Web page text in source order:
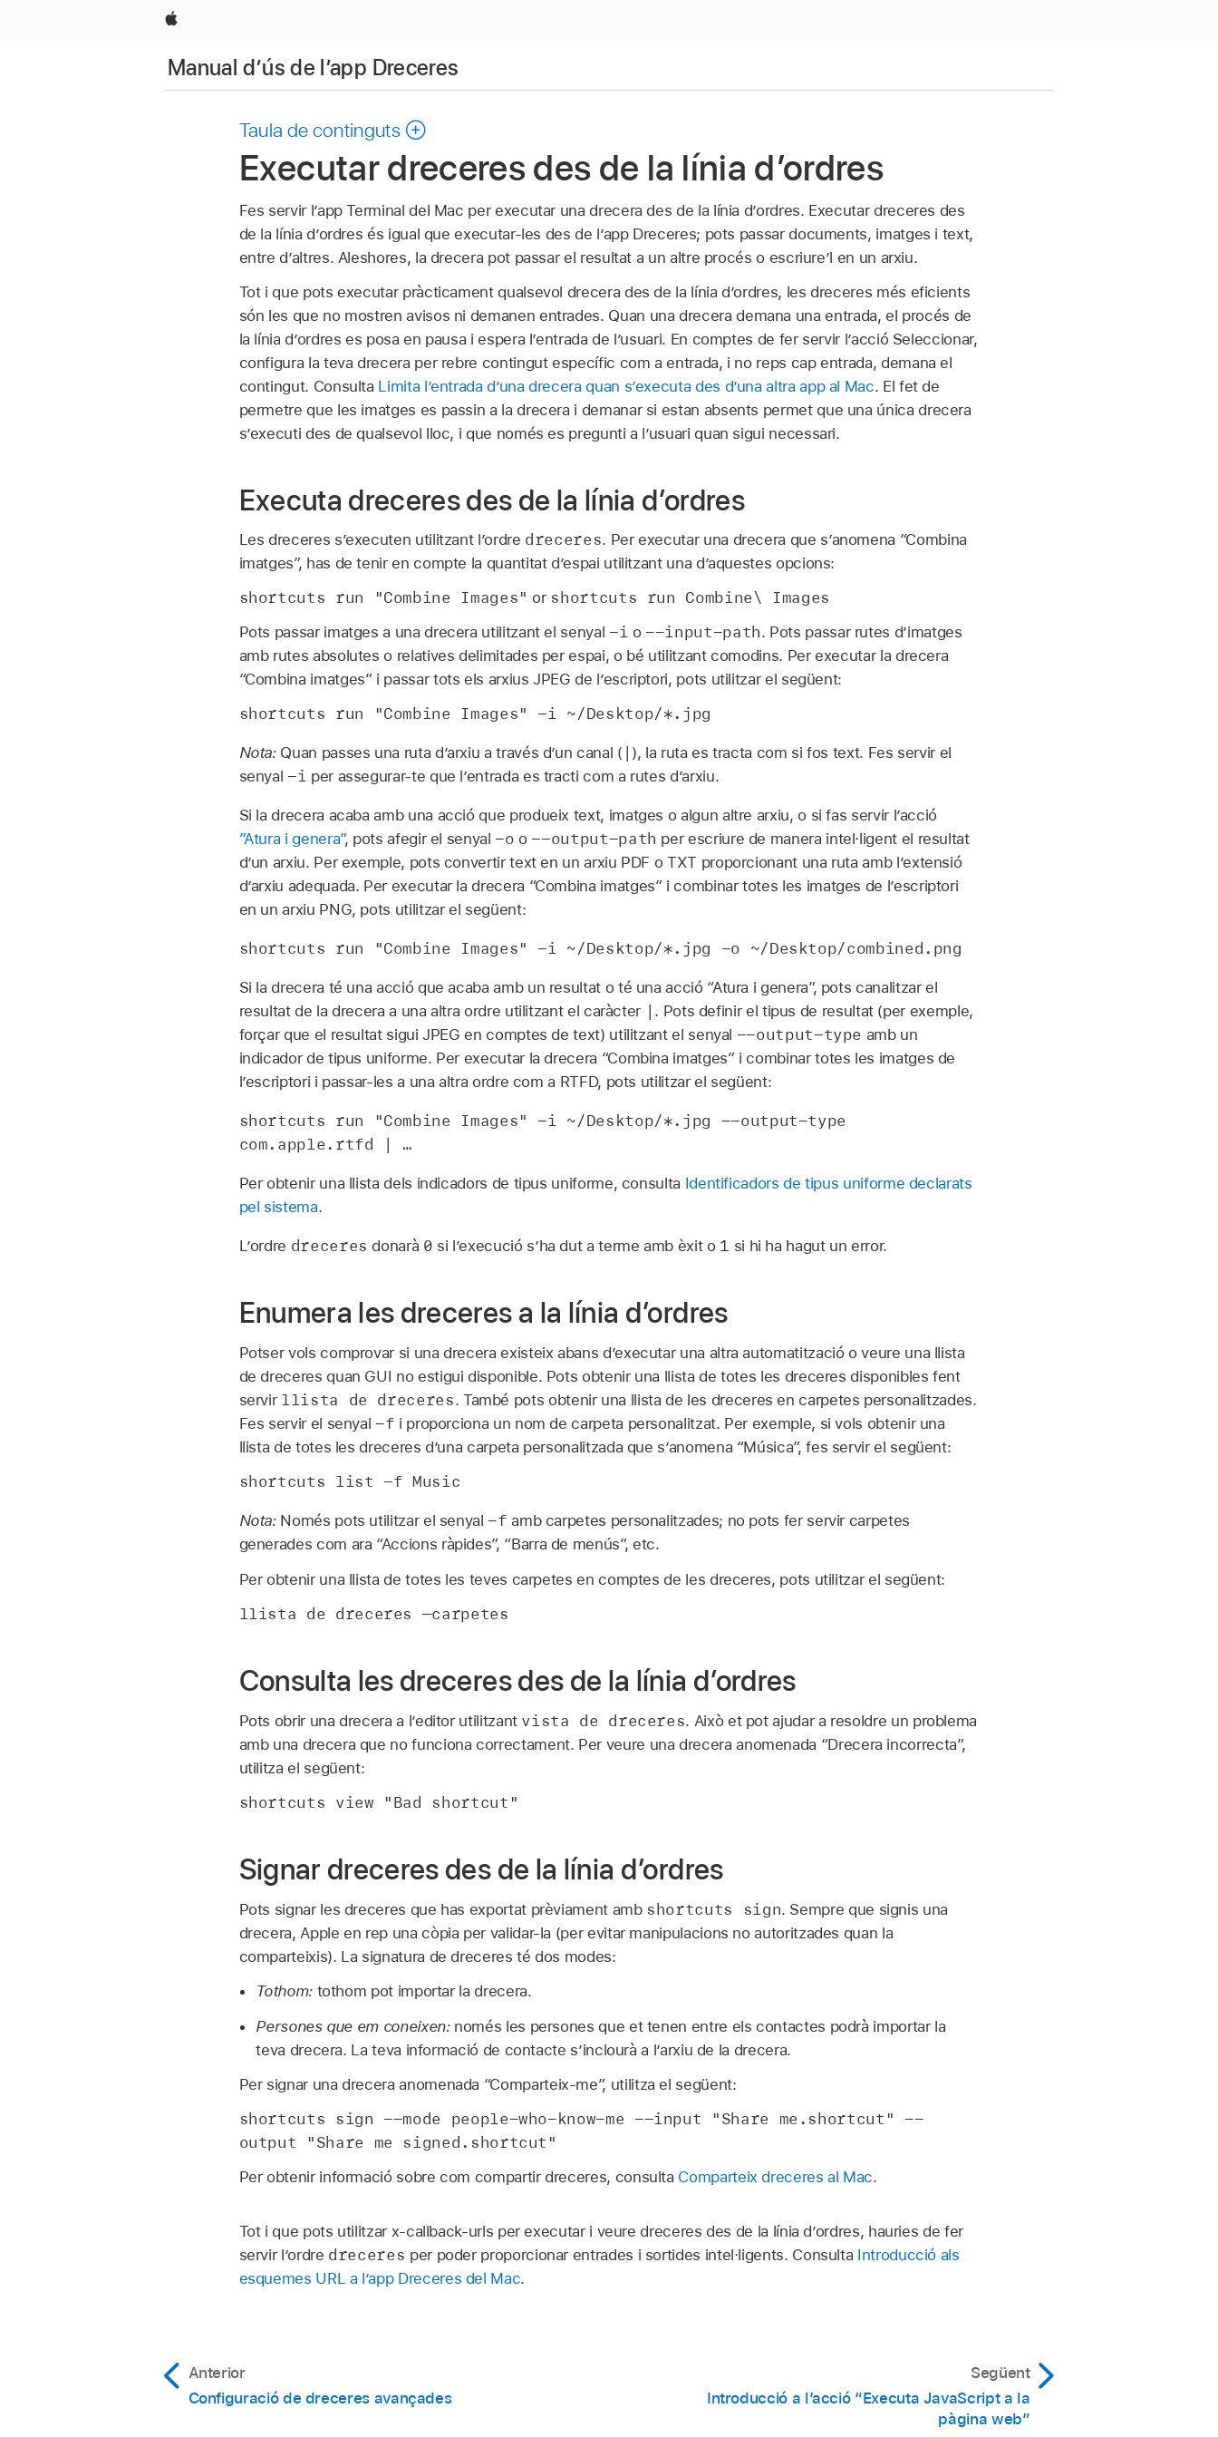
Apple
Manual d’ús de l’app Dreceres
Taula de continguts
Executar dreceres des de la línia d’ordres
Fes servir l’app Terminal del Mac per executar una drecera des de la línia d’ordres. Executar dreceres des
de la línia d’ordres és igual que executar-les des de l’app Dreceres; pots passar documents, imatges i text,
entre d’altres. Aleshores, la drecera pot passar el resultat a un altre procés o escriure’l en un arxiu.
Tot i que pots executar pràcticament qualsevol drecera des de la línia d’ordres, les dreceres més eficients
són les que no mostren avisos ni demanen entrades. Quan una drecera demana una entrada, el procés de
la línia d’ordres es posa en pausa i espera l’entrada de l’usuari. En comptes de fer servir l’acció Seleccionar,
configura la teva drecera per rebre contingut específic com a entrada, i no reps cap entrada, demana el
contingut. Consulta Limita l’entrada d’una drecera quan s’executa des d’una altra app al Mac. El fet de
permetre que les imatges es passin a la drecera i demanar si estan absents permet que una única drecera
s’executi des de qualsevol lloc, i que només es pregunti a l’usuari quan sigui necessari.
Executa dreceres des de la línia d’ordres
Les dreceres s’executen utilitzant l’ordre dreceres. Per executar una drecera que s’anomena “Combina
imatges”, has de tenir en compte la quantitat d’espai utilitzant una d’aquestes opcions:
shortcuts run "Combine Images" or shortcuts run Combine\ Images
Pots passar imatges a una drecera utilitzant el senyal -i o--input-path. Pots passar rutes d’imatges
amb rutes absolutes o relatives delimitades per espai, o bé utilitzant comodins. Per executar la drecera
“Combina imatges” i passar tots els arxius JPEG de l’escriptori, pots utilitzar el següent:
shortcuts run "Combine Images" -i ~/Desktop/*.jpg
Nota: Quan passes una ruta d’arxiu a través d’un canal ( | ), la ruta es tracta com si fos text. Fes servir el
senyal-i per assegurar-te que l’entrada es tracti com a rutes d’arxiu.
Si la drecera acaba amb una acció que produeix text, imatges o algun altre arxiu, o si fas servir l’acció
”Atura i genera”, pots afegir el senyal-o o--output-path per escriure de manera intel·ligent el resultat
d’un arxiu. Per exemple, pots convertir text en un arxiu PDF o TXT proporcionant una ruta amb l’extensió
d’arxiu adequada. Per executar la drecera “Combina imatges” i combinar totes les imatges de l’escriptori
en un arxiu PNG, pots utilitzar el següent:
shortcuts run "Combine Images" -i ~/Desktop/*.jpg -o ~/Desktop/combined.png
Si la drecera té una acció que acaba amb un resultat o té una acció “Atura i genera”, pots canalitzar el
resultat de la drecera a una altra ordre utilitzant el caràcter | . Pots definir el tipus de resultat (per exemple,
forçar que el resultat sigui JPEG en comptes de text) utilitzant el senyal --output-type amb un
indicador de tipus uniforme. Per executar la drecera “Combina imatges” i combinar totes les imatges de
l’escriptori i passar-les a una altra ordre com a RTFD, pots utilitzar el següent:
shortcuts run "Combine Images" -i ~/Desktop/*.jpg --output-type
com.apple.rtfd | …
Per obtenir una llista dels indicadors de tipus uniforme, consulta Identificadors de tipus uniforme declarats
pel sistema.
L’ordre dreceres donarà 0 si l’execució s’ha dut a terme amb èxit o 1 si hi ha hagut un error.
Enumera les dreceres a la línia d’ordres
Potser vols comprovar si una drecera existeix abans d’executar una altra automatització o veure una llista
de dreceres quan GUI no estigui disponible. Pots obtenir una llista de totes les dreceres disponibles fent
servir llista de dreceres. També pots obtenir una llista de les dreceres en carpetes personalitzades.
Fes servir el senyal-f i proporciona un nom de carpeta personalitzat. Per exemple, si vols obtenir una
llista de totes les dreceres d’una carpeta personalitzada que s’anomena “Música”, fes servir el següent:
shortcuts list -f Music
Nota: Només pots utilitzar el senyal-f amb carpetes personalitzades; no pots fer servir carpetes
generades com ara “Accions ràpides”, “Barra de menús”, etc.
Per obtenir una llista de totes les teves carpetes en comptes de les dreceres, pots utilitzar el següent:
llista de dreceres —carpetes
Consulta les dreceres des de la línia d’ordres
Pots obrir una drecera a l’editor utilitzant vista de dreceres. Això et pot ajudar a resoldre un problema
amb una drecera que no funciona correctament. Per veure una drecera anomenada “Drecera incorrecta”,
utilitza el següent:
shortcuts view "Bad shortcut"
Signar dreceres des de la línia d’ordres
Pots signar les dreceres que has exportat prèviament amb shortcuts sign. Sempre que signis una
drecera, Apple en rep una còpia per validar‑la (per evitar manipulacions no autoritzades quan la
comparteixis). La signatura de dreceres té dos modes:
Tothom:tothom pot importar la drecera.
Persones que em coneixen:només les persones que et tenen entre els contactes podrà importar la
teva drecera. La teva informació de contacte s’inclourà a l’arxiu de la drecera.
Per signar una drecera anomenada “Comparteix‑me”, utilitza el següent:
shortcuts sign --mode people-who-know-me --input "Share me.shortcut" --
output "Share me signed.shortcut"
Per obtenir informació sobre com compartir dreceres, consulta Comparteix dreceres al Mac.
Tot i que pots utilitzar x-callback-urls per executar i veure dreceres des de la línia d’ordres, hauries de fer
servir l’ordre dreceres per poder proporcionar entrades i sortides intel·ligents. Consulta Introducció als
esquemes URL a l’app Dreceres del Mac.
Anterior
Configuració de dreceres avançades
Següent
Introducció a l’acció “Executa JavaScript a la
pàgina web”